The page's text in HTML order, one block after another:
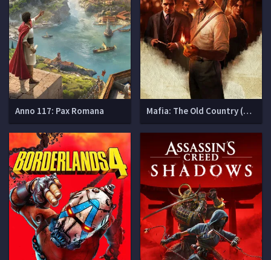
Anno 117: Pax Romana Mafia: The Old Country (Мафия 4)